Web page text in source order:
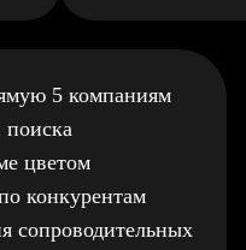
5 компаниям
поиска
цветом
конкурентам
сопроводительных